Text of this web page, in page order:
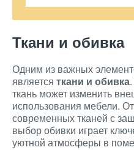
Ткани и обивка
Одним из важных
является ткани и обивка
ткань может изменить
использования мебели.
современных тканей с
выбор обивки играет
уютной атмосферы в